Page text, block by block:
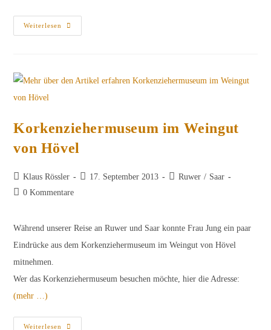
Weiterlesen
Einladung
Zu
2013
Korkenziehermuseum im Weingut
von Hövel
Beitrags-
Autor:
Klaus Rössler
Beitrag
17. September 2013
Beitrags-
Ruwer / Saar
Beitrags-
0 Kommentare
Während unserer Reise an Ruwer und Saar konnte Frau Jung ein paar
Eindrücke aus dem Korkenziehermuseum im Weingut von Hövel
mitnehmen.
Wer das Korkenziehermuseum besuchen möchte, hier die Adresse:
(mehr …)
Weiterlesen Korkenziehermuseum